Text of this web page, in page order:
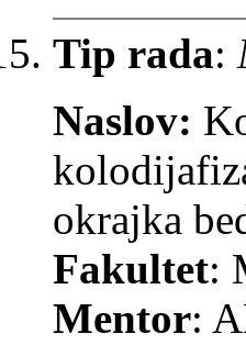
Tip rada:
Naslov:
okrajka
Fakultet:
Mentor: